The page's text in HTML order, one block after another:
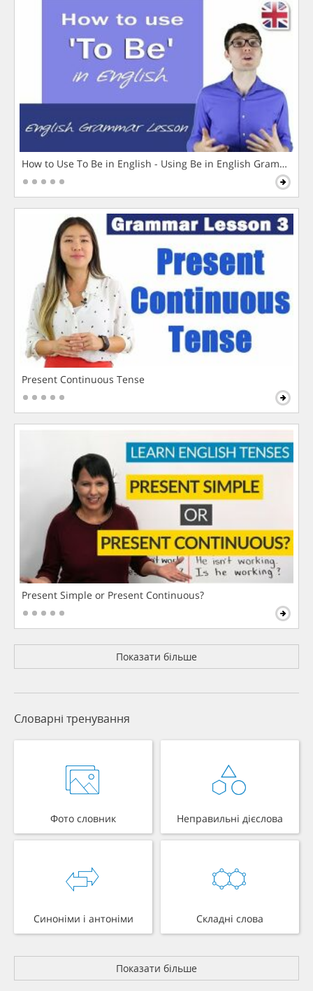
How to Use To Be in English - Using Be in English Grammar
Present Continuous Tense
Present Simple or Present Continuous?
Показати більше
Словарні тренування
Фото словник Неправильні дієслова
Синоніми і антоніми Складні слова
Показати більше